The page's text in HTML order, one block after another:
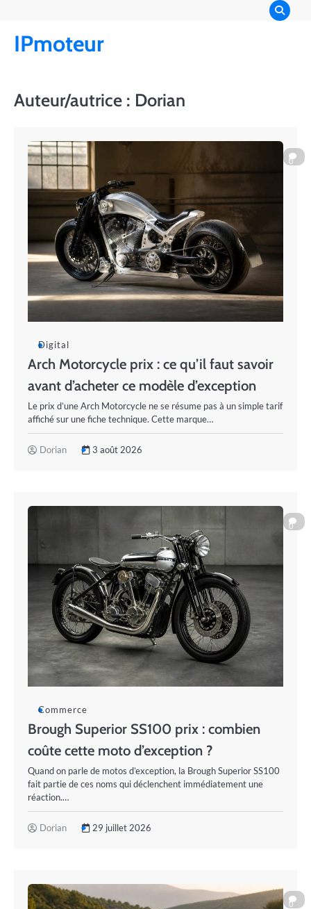
content
IPmoteur
Auteur/autrice : Dorian
0
Digital
Arch Motorcycle prix : ce qu’il faut savoir
avant d’acheter ce modèle d’exception
Le prix d’une Arch Motorcycle ne se résume pas à un simple tarif
affiché sur une fiche technique. Cette marque…
Dorian 3 août 2026
0
Commerce
Brough Superior SS100 prix : combien
coûte cette moto d’exception ?
Quand on parle de motos d’exception, la Brough Superior SS100
fait partie de ces noms qui déclenchent immédiatement une
réaction.…
Dorian 29 juillet 2026
0